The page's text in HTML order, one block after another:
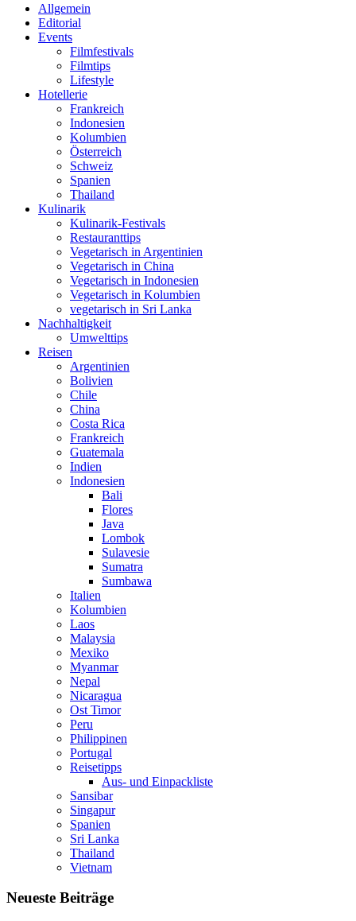
Allgemein
Editorial
Events
Filmfestivals
Filmtips
Lifestyle
Hotellerie
Frankreich
Indonesien
Kolumbien
Österreich
Schweiz
Spanien
Thailand
Kulinarik
Kulinarik-Festivals
Restauranttips
Vegetarisch in Argentinien
Vegetarisch in China
Vegetarisch in Indonesien
Vegetarisch in Kolumbien
vegetarisch in Sri Lanka
Nachhaltigkeit
Umwelttips
Reisen
Argentinien
Bolivien
Chile
China
Costa Rica
Frankreich
Guatemala
Indien
Indonesien
Bali
Flores
Java
Lombok
Sulavesie
Sumatra
Sumbawa
Italien
Kolumbien
Laos
Malaysia
Mexiko
Myanmar
Nepal
Nicaragua
Ost Timor
Peru
Philippinen
Portugal
Reisetipps
Aus- und Einpackliste
Sansibar
Singapur
Spanien
Sri Lanka
Thailand
Vietnam
Neueste Beiträge